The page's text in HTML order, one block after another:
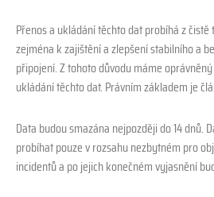
Přenos a ukládání těchto dat probíhá z
zejména k zajištění a zlepšení stabilního a
připojení. Z tohoto důvodu máme
ukládání těchto dat. Právním základem je
Data budou smazána nejpozději do 14 dnů.
probíhat pouze v rozsahu nezbytném pro
incidentů a po jejich konečném vyjasnění